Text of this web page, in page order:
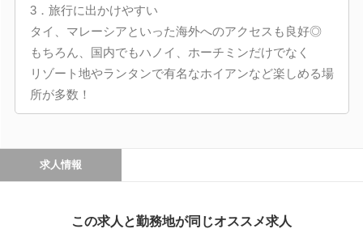
3．旅行に出かけやすい
タイ、マレーシアといった海外へのアクセスも良好◎
もちろん、国内でもハノイ、ホーチミンだけでなく
リゾート地やランタンで有名なホイアンなど楽しめる場
所が多数！
求人情報
この求人と勤務地が同じオススメ求人